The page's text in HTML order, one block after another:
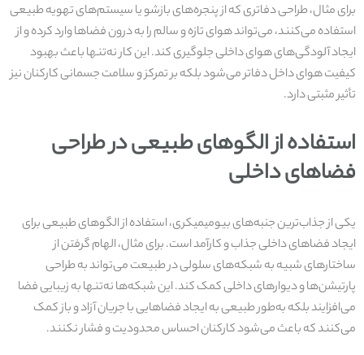
برای مثال، طراحی دفاتری که از پنجره‌های بازشو یا سیستم‌های تهویه طبیعی
استفاده می‌کنند، می‌تواند هوای تازه و سالم را به درون فضاها وارد کرده و از
ایجاد آلودگی‌های هوای داخلی جلوگیری کند. این کار نه‌تنها باعث بهبود
کیفیت هوای داخل دفاتر می‌شود بلکه بر تمرکز و سلامت جسمانی کارکنان نیز
تأثیر مثبتی دارد.
استفاده از الگوهای طبیعی در طراحی
فضاهای داخلی
یکی از جذاب‌ترین جنبه‌های بیومیمیکری، استفاده از الگوهای طبیعی برای
ایجاد فضاهای داخلی جذاب و کارآمد است. برای مثال، الهام گرفتن از
ساختارهای شبیه به شبکه‌های سلولی در طبیعت می‌تواند به طراحی
پارتیشن‌ها و دیوارهای داخلی کمک کند. این شبکه‌ها نه‌تنها به زیبایی فضا
می‌افزایند بلکه به‌طور طبیعی به ایجاد فضاهایی با جریان آزاد و باز کمک
می‌کنند که باعث می‌شود کارکنان احساس محدودیت و فشار نکنند.